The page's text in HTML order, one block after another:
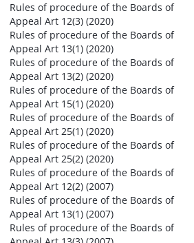
Rules of procedure of the Boards of
Appeal Art 12(3) (2020)
Rules of procedure of the Boards of
Appeal Art 13(1) (2020)
Rules of procedure of the Boards of
Appeal Art 13(2) (2020)
Rules of procedure of the Boards of
Appeal Art 15(1) (2020)
Rules of procedure of the Boards of
Appeal Art 25(1) (2020)
Rules of procedure of the Boards of
Appeal Art 25(2) (2020)
Rules of procedure of the Boards of
Appeal Art 12(2) (2007)
Rules of procedure of the Boards of
Appeal Art 13(1) (2007)
Rules of procedure of the Boards of